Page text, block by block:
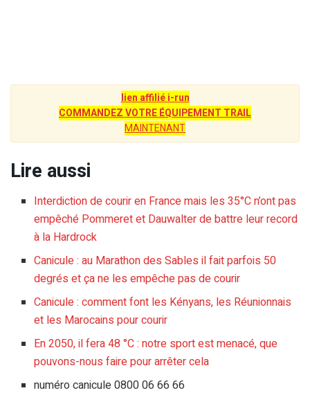
lien affilié i-run
COMMANDEZ VOTRE ÉQUIPEMENT TRAIL
MAINTENANT
Lire aussi
Interdiction de courir en France mais les 35°C n’ont pas
empêché Pommeret et Dauwalter de battre leur record
à la Hardrock
Canicule : au Marathon des Sables il fait parfois 50
degrés et ça ne les empêche pas de courir
Canicule : comment font les Kényans, les Réunionnais
et les Marocains pour courir
En 2050, il fera 48 °C : notre sport est menacé, que
pouvons-nous faire pour arrêter cela
numéro canicule 0800 06 66 66